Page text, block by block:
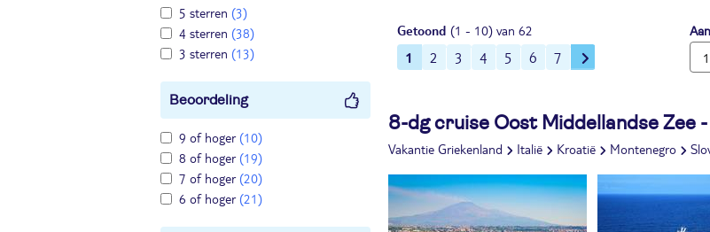
5 sterren (3)
4 sterren (38)
3 sterren (13)
Beoordeling
9 of hoger(10)
8 of hoger(19)
7 of hoger(20)
6 of hoger(21)
Getoond (1 - 10) van 62
1 2 3 4 5 6 7
8-dg cruise Oost Middellandse Zee
Vakantie Griekenland Italië Kroatië Montenegro